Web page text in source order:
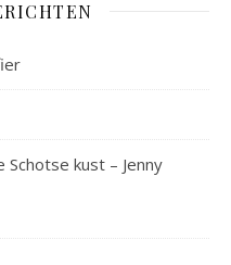
Schotse kust – Jenny